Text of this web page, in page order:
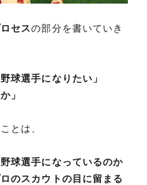
セスの部分を書いていき
球選手になりたい」
」
とは、
球選手になっているのか
のスカウトの目に留まる